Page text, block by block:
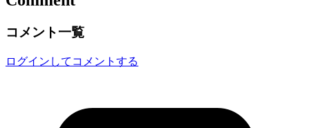
コメント一覧
ログインしてコメントする